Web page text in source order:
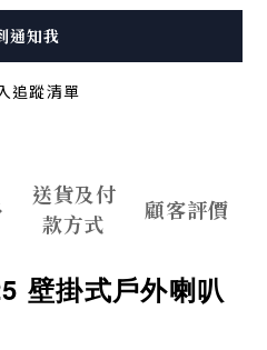
通知我
追蹤清單
送貨及付
款方式
顧客評價
壁掛式戶外喇叭